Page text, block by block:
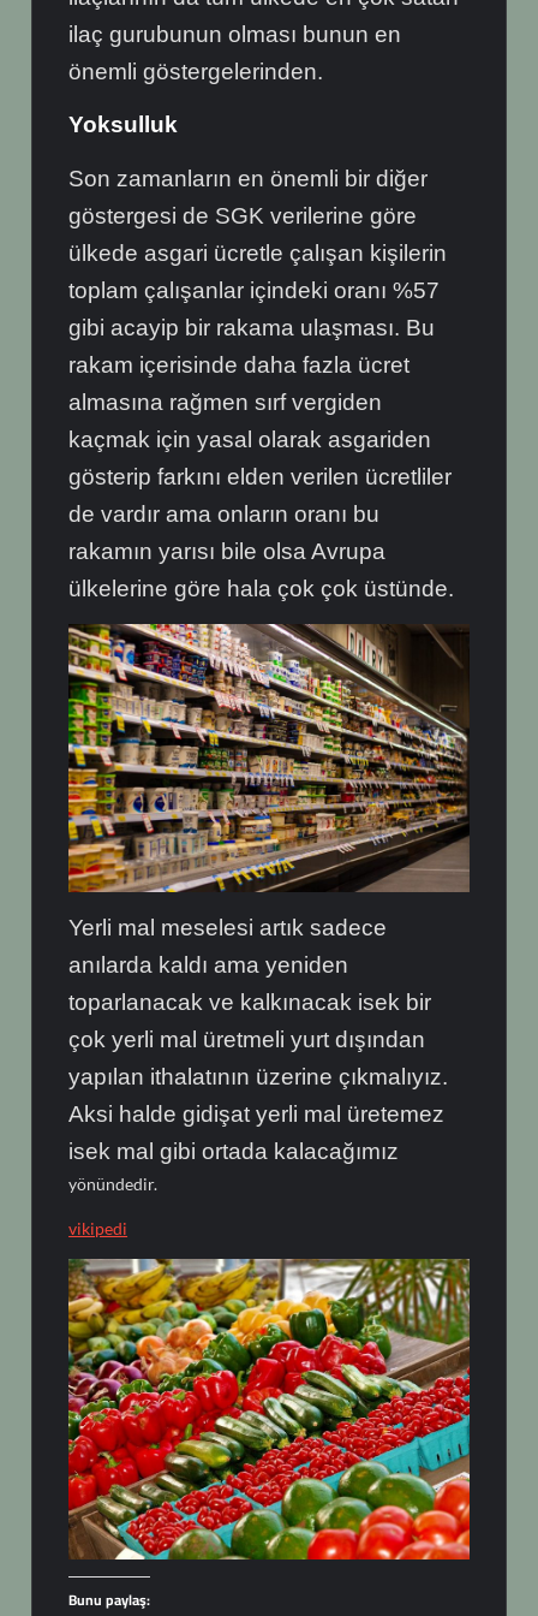
ilaç gurubunun olması bunun en
önemli göstergelerinden.
Yoksulluk
Son zamanların en önemli bir diğer
göstergesi de SGK verilerine göre
ülkede asgari ücretle çalışan kişilerin
toplam çalışanlar içindeki oranı %57
gibi acayip bir rakama ulaşması. Bu
rakam içerisinde daha fazla ücret
almasına rağmen sırf vergiden
kaçmak için yasal olarak asgariden
gösterip farkını elden verilen ücretliler
de vardır ama onların oranı bu
rakamın yarısı bile olsa Avrupa
ülkelerine göre hala çok çok üstünde.
Yerli mal meselesi artık sadece
anılarda kaldı ama yeniden
toparlanacak ve kalkınacak isek bir
çok yerli mal üretmeli yurt dışından
yapılan ithalatının üzerine çıkmalıyız.
Aksi halde gidişat yerli mal üretemez
isek mal gibi ortada kalacağımız
yönündedir.
vikipedi
Bunu paylaş: